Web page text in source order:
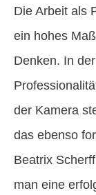
Die Arbeit als
ein hohes
Denken. In
der Kamera
das ebenso
Beatrix
man eine